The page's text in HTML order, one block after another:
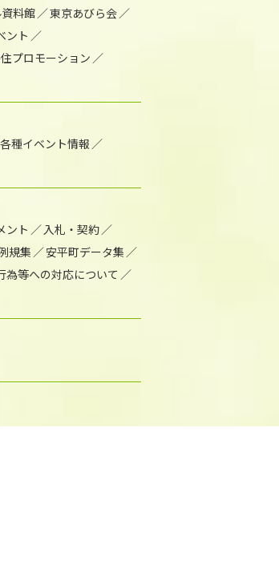
料館
東京あびら会
ント
プロモーション
各種イベント情報
ント
入札・契約
規集
安平町データ集
為等への対応について